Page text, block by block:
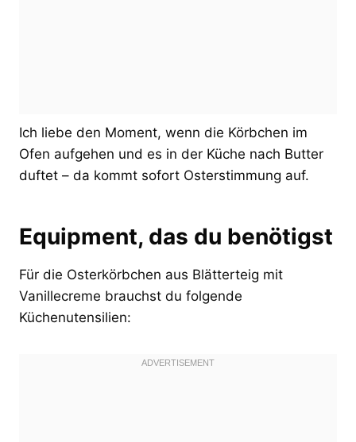
Ich liebe den Moment, wenn die Körbchen im
Ofen aufgehen und es in der Küche nach Butter
duftet – da kommt sofort Osterstimmung auf.
Equipment, das du benötigst
Für die Osterkörbchen aus Blätterteig mit
Vanillecreme brauchst du folgende
Küchenutensilien: